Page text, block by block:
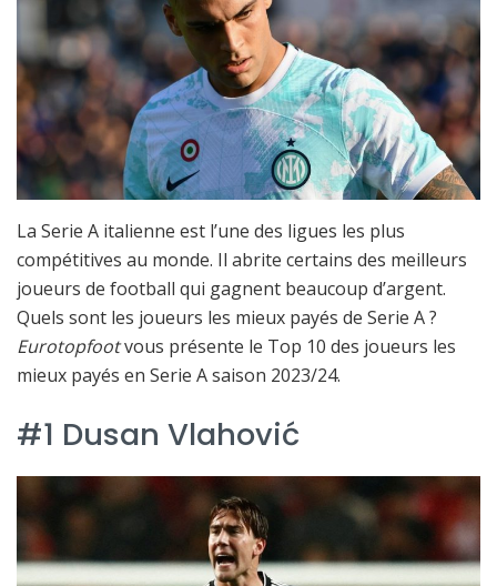
La Serie A italienne est l’une des ligues les plus
compétitives au monde. Il abrite certains des meilleurs
joueurs de football qui gagnent beaucoup d’argent.
Quels sont les joueurs les mieux payés de Serie A ?
Eurotopfootvous présente le Top 10 des joueurs les
mieux payés en Serie A saison 2023/24.
#1 Dusan Vlahović